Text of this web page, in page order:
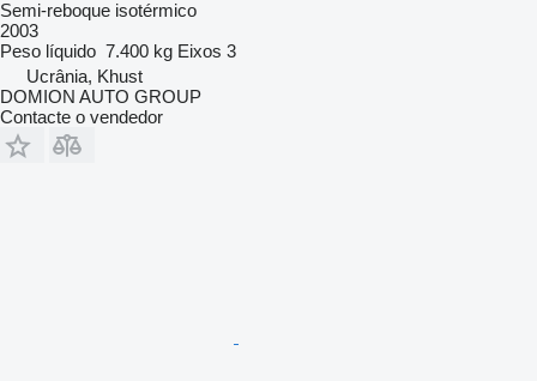
Semi-reboque isotérmico
2003
Peso líquido 7.400 kg Eixos 3
Ucrânia, Khust
DOMION AUTO GROUP
Contacte o vendedor